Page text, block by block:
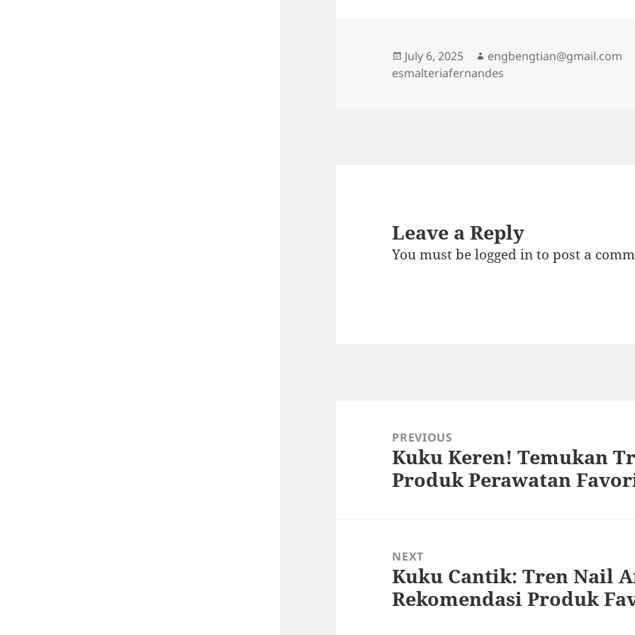
Posted
on
July 6, 2025 Author
engbengtian@gmail.com
esmalteriafernandes
Leave a Reply
You must belogged into post a
navigationPREVIOUS
Previous
post:
Kuku Keren! Temukan
Produk Perawatan
NEXT
Next
post:
Kuku Cantik: Tren Nail
Rekomendasi Produk